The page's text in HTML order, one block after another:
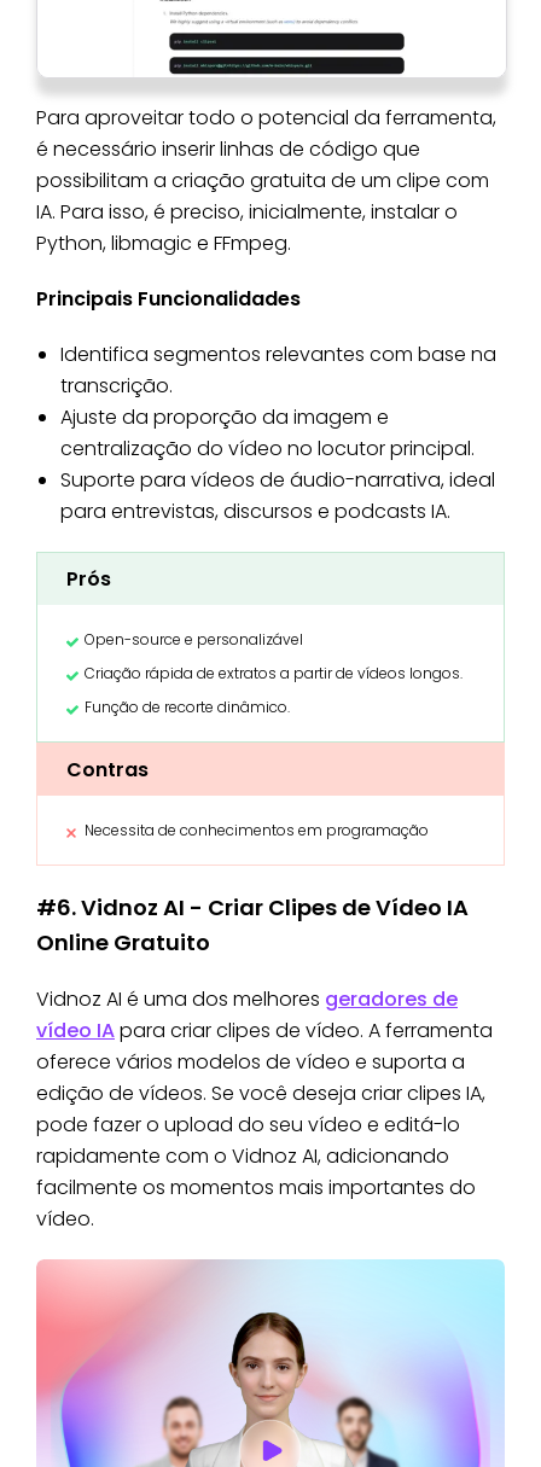
Para aproveitar todo o potencial da ferramenta,
é necessário inserir linhas de código que
possibilitam a criação gratuita de um clipe com
IA. Para isso, é preciso, inicialmente, instalar o
Python, libmagic e FFmpeg.
Principais Funcionalidades
Identifica segmentos relevantes com base na
transcrição.
Ajuste da proporção da imagem e
centralização do vídeo no locutor principal.
Suporte para vídeos de áudio-narrativa, ideal
para entrevistas, discursos e podcasts IA.
Prós
Open-source e personalizável
Criação rápida de extratos a partir de vídeos longos.
Função de recorte dinâmico.
Contras
Necessita de conhecimentos em programação
#6. Vidnoz AI - Criar Clipes de Vídeo IA
Online Gratuito
Vidnoz AI é uma dos melhores geradores de
vídeo IApara criar clipes de vídeo. A ferramenta
oferece vários modelos de vídeo e suporta a
edição de vídeos. Se você deseja criar clipes IA,
pode fazer o upload do seu vídeo e editá-lo
rapidamente com o Vidnoz AI, adicionando
facilmente os momentos mais importantes do
vídeo.